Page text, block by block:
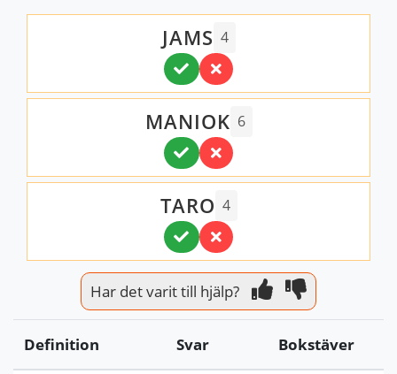
JAMS 4
MANIOK 6
TARO 4
Har det varit till hjälp?
Definition Svar Bokstäver